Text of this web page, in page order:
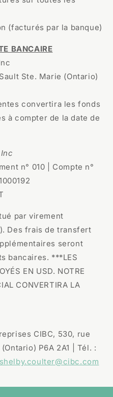
(facturés par la banque)
BANCAIRE
Ste. Marie (Ontario)
convertira les fonds
à compter de la date de
n° 010 | Compte n°
par virement
Des frais de transfert
seront
bancaires. ***LES
EN USD. NOTRE
CONVERTIRA LA
CIBC, 530, rue
P6A 2A1 | Tél. :
shelby.coulter@cibc.com